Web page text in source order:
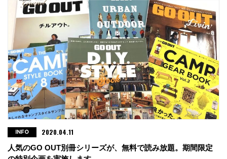
人気のGO OUT別冊シリーズが、無料で読み放題。期間限定
INFO 2020.04.11